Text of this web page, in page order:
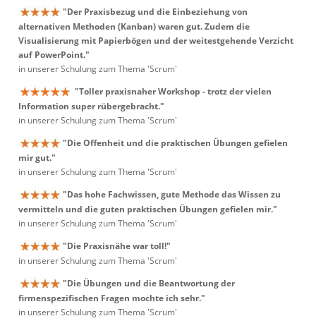
"Der Praxisbezug und die Einbeziehung von
alternativen Methoden (Kanban) waren gut. Zudem die
Visualisierung mit Papierbögen und der weitestgehende Verzicht
auf PowerPoint."
in unserer Schulung zum Thema 'Scrum'
"Toller praxisnaher Workshop - trotz der vielen
Information super rübergebracht."
in unserer Schulung zum Thema 'Scrum'
"Die Offenheit und die praktischen Übungen gefielen
mir gut."
in unserer Schulung zum Thema 'Scrum'
"Das hohe Fachwissen, gute Methode das Wissen zu
vermitteln und die guten praktischen Übungen gefielen mir."
in unserer Schulung zum Thema 'Scrum'
"Die Praxisnähe war toll!"
in unserer Schulung zum Thema 'Scrum'
"Die Übungen und die Beantwortung der
firmenspezifischen Fragen mochte ich sehr."
in unserer Schulung zum Thema 'Scrum'